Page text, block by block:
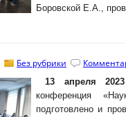
Боровской Е.А.,
Без рубрики
13 апреля
конференция
подготовлено и